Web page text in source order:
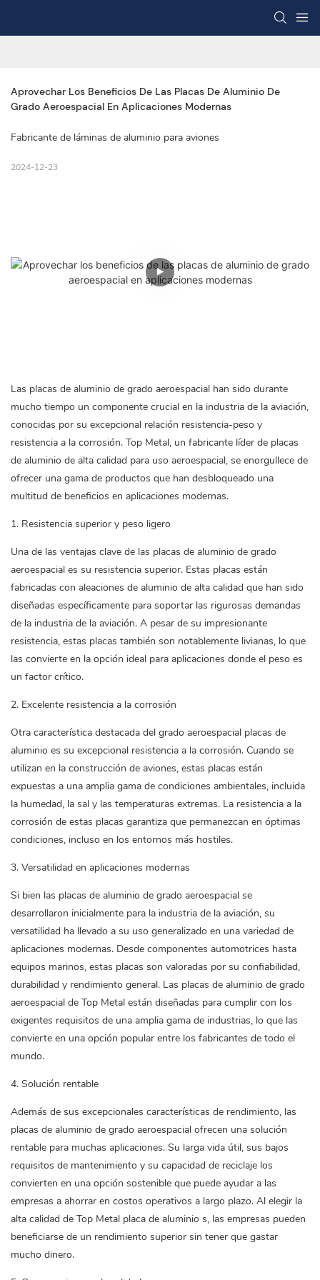
Aprovechar Los Beneficios De Las Placas De Aluminio De
Grado Aeroespacial En Aplicaciones Modernas
Fabricante de láminas de aluminio para aviones
2024-12-23
Las placas de aluminio de grado aeroespacial han sido durante
mucho tiempo un componente crucial en la industria de la aviación,
conocidas por su excepcional relación resistencia-peso y
resistencia a la corrosión. Top Metal, un fabricante líder de placas
de aluminio de alta calidad para uso aeroespacial, se enorgullece de
ofrecer una gama de productos que han desbloqueado una
multitud de beneficios en aplicaciones modernas.
1. Resistencia superior y peso ligero
Una de las ventajas clave de las placas de aluminio de grado
aeroespacial es su resistencia superior. Estas placas están
fabricadas con aleaciones de aluminio de alta calidad que han sido
diseñadas específicamente para soportar las rigurosas demandas
de la industria de la aviación. A pesar de su impresionante
resistencia, estas placas también son notablemente livianas, lo que
las convierte en la opción ideal para aplicaciones donde el peso es
un factor crítico.
2. Excelente resistencia a la corrosión
Otra característica destacada del grado aeroespacial placas de
aluminio es su excepcional resistencia a la corrosión. Cuando se
utilizan en la construcción de aviones, estas placas están
expuestas a una amplia gama de condiciones ambientales, incluida
la humedad, la sal y las temperaturas extremas. La resistencia a la
corrosión de estas placas garantiza que permanezcan en óptimas
condiciones, incluso en los entornos más hostiles.
3. Versatilidad en aplicaciones modernas
Si bien las placas de aluminio de grado aeroespacial se
desarrollaron inicialmente para la industria de la aviación, su
versatilidad ha llevado a su uso generalizado en una variedad de
aplicaciones modernas. Desde componentes automotrices hasta
equipos marinos, estas placas son valoradas por su confiabilidad,
durabilidad y rendimiento general. Las placas de aluminio de grado
aeroespacial de Top Metal están diseñadas para cumplir con los
exigentes requisitos de una amplia gama de industrias, lo que las
convierte en una opción popular entre los fabricantes de todo el
mundo.
4. Solución rentable
Además de sus excepcionales características de rendimiento, las
placas de aluminio de grado aeroespacial ofrecen una solución
rentable para muchas aplicaciones. Su larga vida útil, sus bajos
requisitos de mantenimiento y su capacidad de reciclaje los
convierten en una opción sostenible que puede ayudar a las
empresas a ahorrar en costos operativos a largo plazo. Al elegir la
alta calidad de Top Metal placa de aluminio s, las empresas pueden
beneficiarse de un rendimiento superior sin tener que gastar
mucho dinero.